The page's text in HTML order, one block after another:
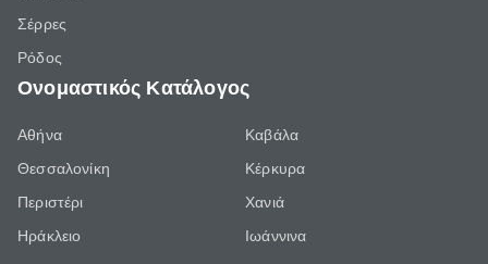
Σέρρες
Ρόδος
Ονομαστικός Κατάλογος
Αθήνα
Θεσσαλονίκη
Περιστέρι
Ηράκλειο
Καβάλα
Κέρκυρα
Χανιά
Ιωάννινα